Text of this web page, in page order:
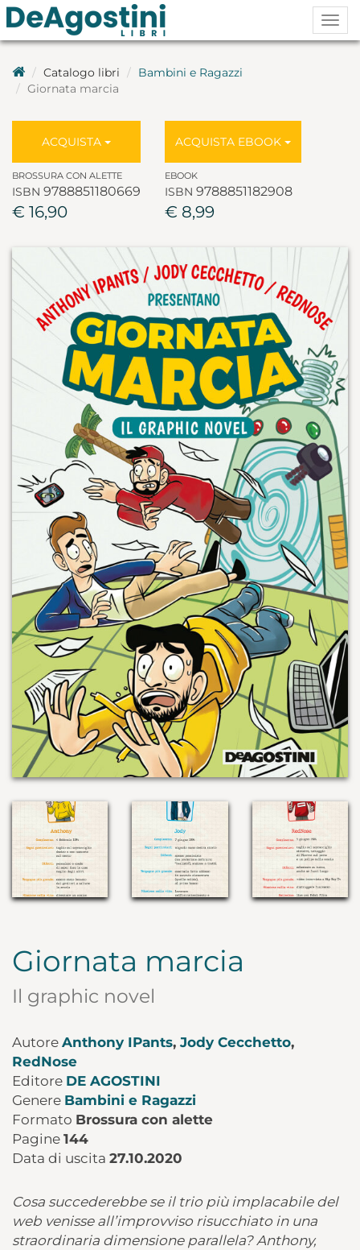
Catalogo libri
Bambini e Ragazzi
Giornata marcia
ACQUISTA
BROSSURA CON ALETTE
ISBN 9788851180669
€ 16,90
ACQUISTA EBOOK
EBOOK
ISBN 9788851182908
€ 8,99
Giornata marcia
Il graphic novel
Autore Anthony IPants, Jody Cecchetto,
RedNose
Editore DE AGOSTINI
Genere Bambini e Ragazzi
Formato Brossura con alette
Pagine 144
Data di uscita 27.10.2020
Cosa succederebbe se il trio più implacabile del
web venisse all’improvviso risucchiato in una
straordinaria dimensione parallela? Anthony,